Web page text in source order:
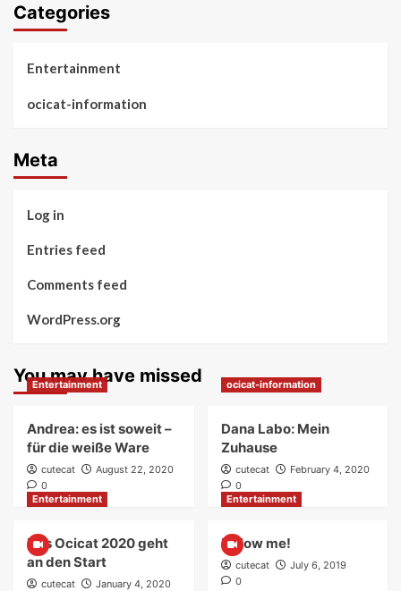
Categories
Entertainment
ocicat-information
Meta
Log in
Entries feed
Comments feed
WordPress.org
You may have missed
Entertainment
Andrea: es ist soweit –
für die weiße Ware
cutecat
August 22, 2020
0
ocicat-information
Dana Labo: Mein
Zuhause
cutecat
February 4, 2020
0
Entertainment
Das Ocicat 2020 geht
an den Start
cutecat
January 4, 2020
Entertainment
Follow me!
cutecat
July 6, 2019
0